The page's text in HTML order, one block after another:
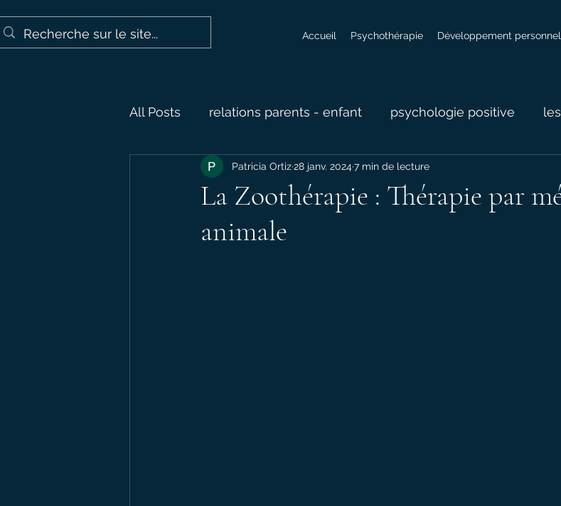
Accueil Psychothérapie Développement
All Posts relations parents - enfant psychologie positive
les méthodes thérapeutiques Les liens d'attachement
La Zoothérapie : Thérapie par
animale
Patricia Ortiz28 janv. 20247 min de lecture